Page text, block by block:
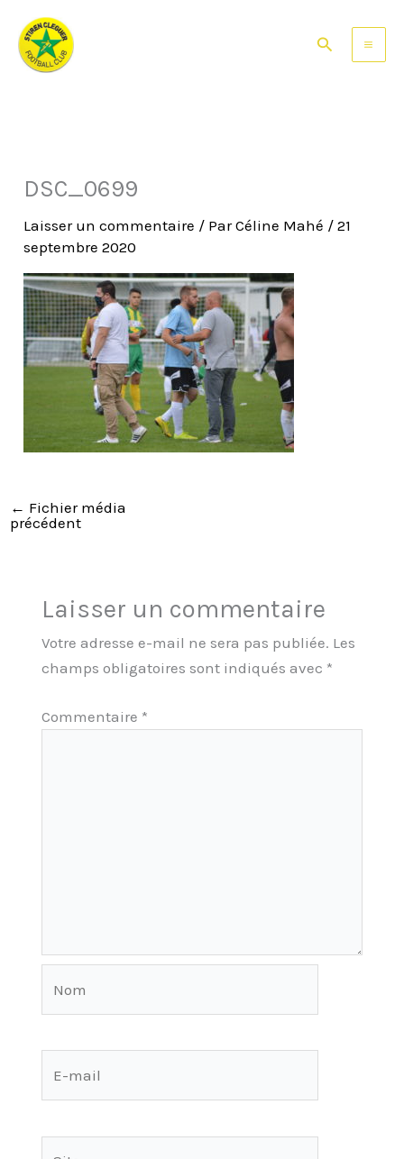
contenu
Rechercher
DSC_0699
Laisser un commentaire / ParCéline Mahé /21
septembre 2020
← Fichier média
précédent
Laisser un commentaire
Votre adresse e-mail ne sera pas publiée. Les
champs obligatoires sont indiqués avec *
Commentaire *